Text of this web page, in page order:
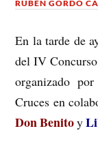
RUBÉN GORDO
En la tarde de
del IV
organizado
Cruces en
Don Benitoy